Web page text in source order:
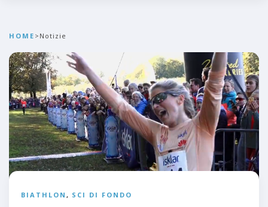
HOME > Notizie
BIATHLON , SCI DI FONDO